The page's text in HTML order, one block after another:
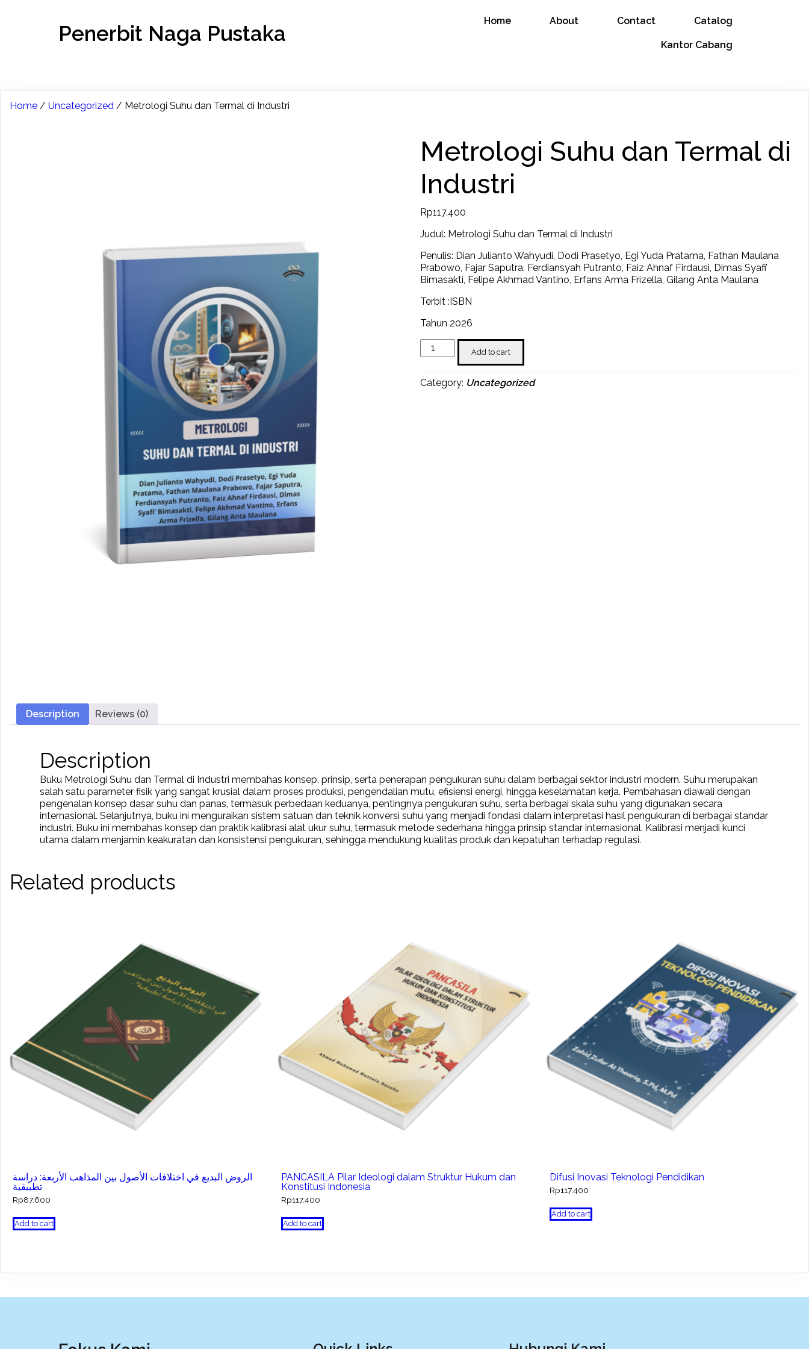
Penerbit Naga Pustaka Home About Contact Catalog
Kantor Cabang
Home / Uncategorized / Metrologi Suhu dan Termal di Industri
Metrologi Suhu dan Termal di
Industri
Rp117.400
Judul: Metrologi Suhu dan Termal di Industri
Penulis: Dian Julianto Wahyudi, Dodi Prasetyo, Egi Yuda Pratama, Fathan Maulana
Prabowo, Fajar Saputra, Ferdiansyah Putranto, Faiz Ahnaf Firdausi, Dimas Syafi’
Bimasakti, Felipe Akhmad Vantino, Erfans Arma Frizella, Gilang Anta Maulana
Terbit :ISBN
Tahun 2026
Metrologi
Suhu
Termal
Add to cart
Category: Uncategorized
Description Reviews (0)
Description
Buku Metrologi Suhu dan Termal di Industri membahas konsep, prinsip, serta penerapan pengukuran suhu dalam berbagai sektor industri modern. Suhu merupakan
salah satu parameter fisik yang sangat krusial dalam proses produksi, pengendalian mutu, efisiensi energi, hingga keselamatan kerja. Pembahasan diawali dengan
pengenalan konsep dasar suhu dan panas, termasuk perbedaan keduanya, pentingnya pengukuran suhu, serta berbagai skala suhu yang digunakan secara
internasional. Selanjutnya, buku ini menguraikan sistem satuan dan teknik konversi suhu yang menjadi fondasi dalam interpretasi hasil pengukuran di berbagai standar
industri. Buku ini membahas konsep dan praktik kalibrasi alat ukur suhu, termasuk metode sederhana hingga prinsip standar internasional. Kalibrasi menjadi kunci
utama dalam menjamin keakuratan dan konsistensi pengukuran, sehingga mendukung kualitas produk dan kepatuhan terhadap regulasi.
Related products
الروض البديع في اختلافات الأصول بين المذاهب الأربعة: دراسة
تطبيقية
Rp87.600
Add to cart
PANCASILA Pilar Ideologi dalam Struktur Hukum dan
Konstitusi Indonesia
Rp117.400
Add to cart
Difusi Inovasi Teknologi Pendidikan
Rp117.400
Add to cart